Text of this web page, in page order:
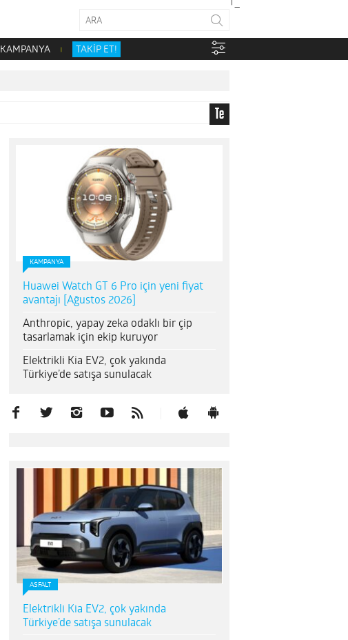
KAMPANYA TAKİP ET!
Te
KAMPANYA
Huawei Watch GT 6 Pro için yeni fiyat
avantajı [Ağustos 2026]
Anthropic, yapay zeka odaklı bir çip
tasarlamak için ekip kuruyor
Elektrikli Kia EV2, çok yakında
Türkiye’de satışa sunulacak
ASFALT
Elektrikli Kia EV2, çok yakında
Türkiye’de satışa sunulacak